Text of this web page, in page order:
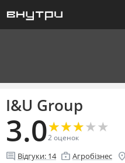
I&U Group
3.0★
★★
★★
★★
★★
★
2оценок
comment Відгуки: 14 enterprise Агробізнес location_on